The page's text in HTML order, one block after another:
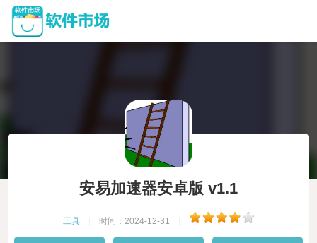
安易加速器安卓版 v1.1
工具 时间：2024-12-31